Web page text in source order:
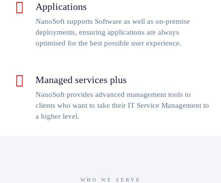
Applications
NanoSoft supports Software as well as on-premise
deployments, ensuring applications are always
optimised for the best possible user experience.
Managed services plus
NanoSoft provides advanced management tools to
clients who want to take their IT Service Management to
a higher level.
WHO WE SERVE